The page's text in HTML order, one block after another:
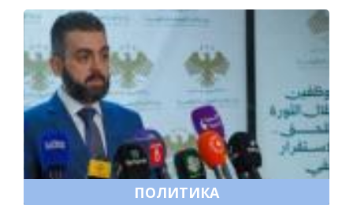
ПОЛИТИКА